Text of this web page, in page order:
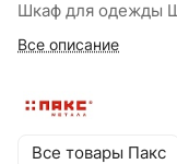
Шкаф для одежды
Все описание
Все товары Пакс